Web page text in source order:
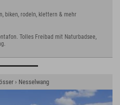
biken, rodeln, klettern & mehr
Tolles Freibad mit Naturbadsee,
› Nesselwang